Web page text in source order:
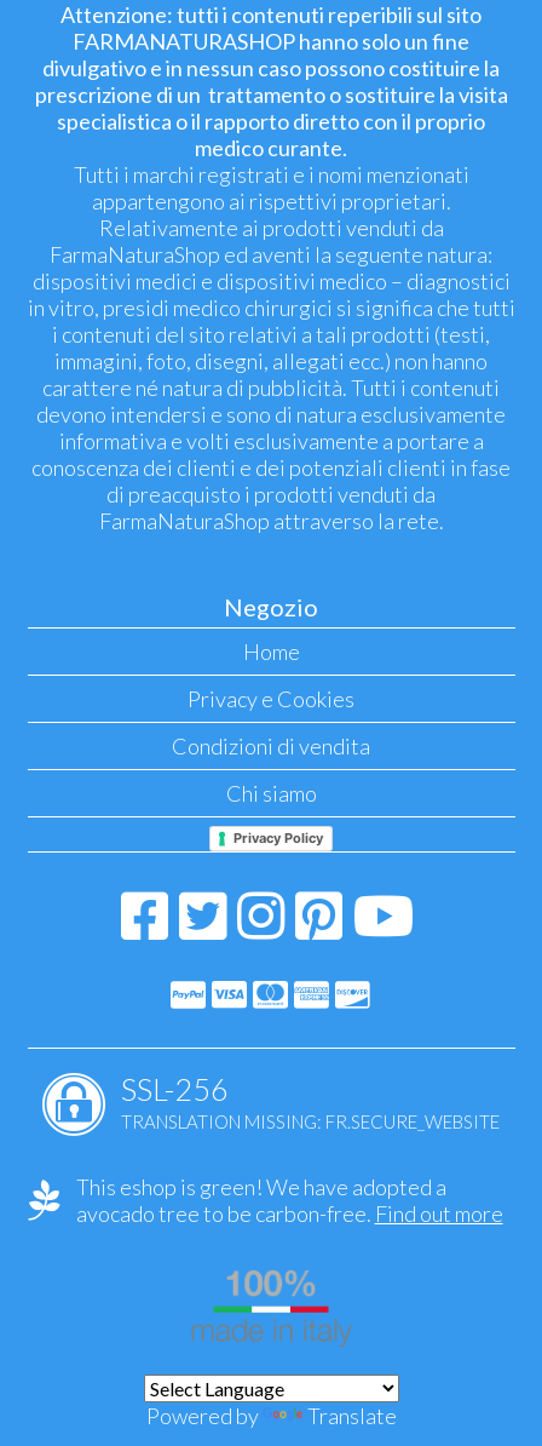
Attenzione: tutti i contenuti reperibili sul sito
FARMANATURASHOP hanno solo un fine
divulgativo e in nessun caso possono costituire la
prescrizione di un trattamento o sostituire la visita
specialistica o il rapporto diretto con il proprio
medico curante.
Tutti i marchi registrati e i nomi menzionati
appartengono ai rispettivi proprietari.
Relativamente ai prodotti venduti da
FarmaNaturaShop ed aventi la seguente natura:
dispositivi medici e dispositivi medico – diagnostici
in vitro, presidi medico chirurgici si significa che tutti
i contenuti del sito relativi a tali prodotti (testi,
immagini, foto, disegni, allegati ecc.) non hanno
carattere né natura di pubblicità. Tutti i contenuti
devono intendersi e sono di natura esclusivamente
informativa e volti esclusivamente a portare a
conoscenza dei clienti e dei potenziali clienti in fase
di preacquisto i prodotti venduti da
FarmaNaturaShop attraverso la rete.
Negozio
Home
Privacy e Cookies
Condizioni di vendita
Chi siamo
Privacy Policy
SSL-256
TRANSLATION MISSING: FR.SECURE_WEBSITE
This eshop is green! We have adopted a
avocado tree to be carbon-free. Find out more
Powered by Translate